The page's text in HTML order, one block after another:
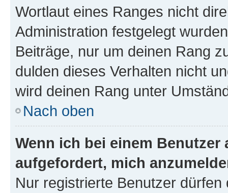
Wortlaut eines Ranges nicht
Administration festgelegt
Beiträge, nur um deinen Rang
dulden dieses Verhalten nicht
wird deinen Rang unter
Nach oben
Wenn ich bei einem
aufgefordert, mich
Nur registrierte Benutzer